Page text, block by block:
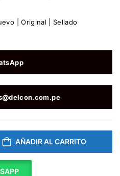
| Original | Sellado
AÑADIR AL CARRITO